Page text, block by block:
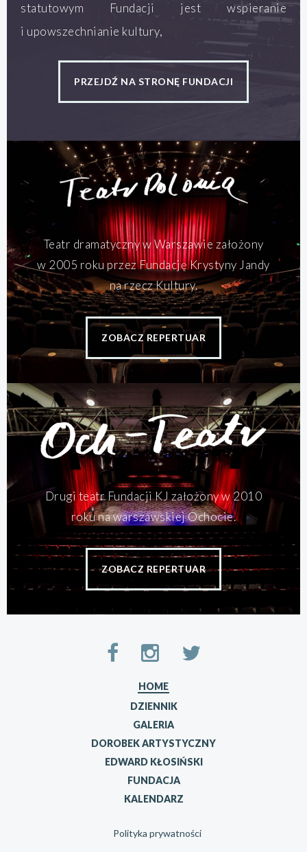
statutowym Fundacji jest wspieranie
i upowszechnianie kultury,
PRZEJDŹ NA STRONĘ FUNDACJI
Teatr dramatyczny w Warszawie założony
w 2005 roku przez Fundację Krystyny Jandy
na rzecz Kultury.
ZOBACZ REPERTUAR
Drugi teatr Fundacji KJ założony w 2010
roku na warszawskiej Ochocie.
ZOBACZ REPERTUAR
HOME
DZIENNIK
GALERIA
DOROBEK ARTYSTYCZNY
EDWARD KŁOSIŃSKI
FUNDACJA
KALENDARZ
Polityka prywatności